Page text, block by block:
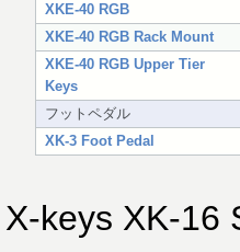
XKE-40 RGB
XKE-40 RGB Rack Mount
XKE-40 RGB Upper Tier
Keys
フットペダル
XK-3 Foot Pedal
X-keys XK-16